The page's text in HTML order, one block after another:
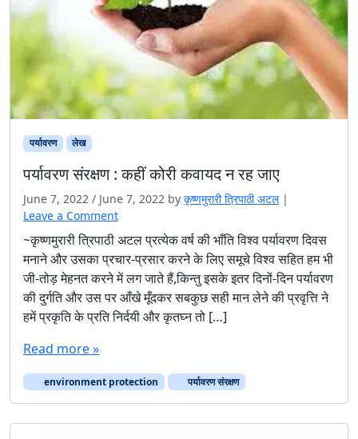
पर्यावरण लेख
पर्यावरण संरक्षण : कहीं कोरी कवायद न रह जाए
June 7, 2022 / June 7, 2022 by कृष्णमुरारी त्रिपाठी अटल |
Leave a Comment
~कृष्णमुरारी त्रिपाठी अटल प्रत्येक वर्ष की भाँति विश्व पर्यावरण दिवस
मनाने और उसका प्रचार-प्रसार करने के लिए समूचे विश्व सहित हम भी
जी-तोड़ मेहनत करने में लग जाते हैं,किन्तु इसके इतर दिनों-दिन पर्यावरण
की दुर्गति और उस पर आँखे मूँदकर सबकुछ सही मान लेने की प्रवृत्ति ने
हमें प्रकृति के प्रति निर्दयी और कृतघ्न तो […]
Read more »
environment protection पर्यावरण संरक्षण